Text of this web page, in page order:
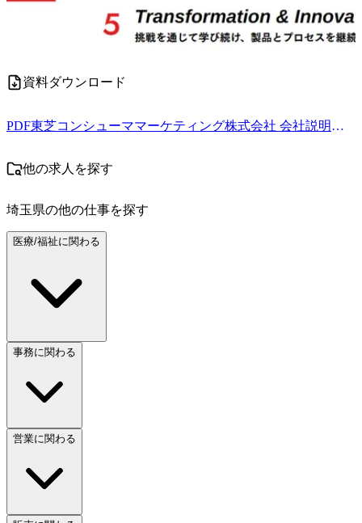
資料ダウンロード
PDF 東芝コンシューママーケティング株式会社 会社説明資料.pdf
他の求人を探す
埼玉県の他の仕事を探す
医療/福祉に関わる
事務に関わる
営業に関わる